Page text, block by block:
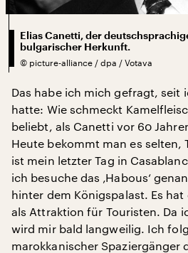
Elias Canetti, der
bulgarischer Herkunft.
© picture-alliance / dpa / Votava
Das habe ich mich gefragt, seit
hatte: Wie schmeckt
beliebt, als Canetti vor 60
Heute bekommt man es selten,
ist mein letzter Tag in
ich besuche das ‚Habous‘
hinter dem Königspalast. Es
als Attraktion für Touristen. Da
wird mir bald langweilig. Ich
marokkanischer Spaziergänger